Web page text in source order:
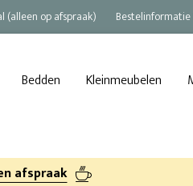
(alleen op afspraak) Bestelinformatie
Bedden Kleinmeubelen
afspraak